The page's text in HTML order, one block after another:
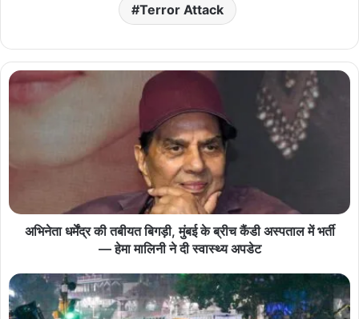
Terror Attack
अभिनेता धर्मेंद्र की तबीयत बिगड़ी, मुंबई के ब्रीच कैंडी अस्पताल में भर्ती
— हेमा मालिनी ने दी स्वास्थ्य अपडेट